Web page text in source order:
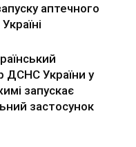
аптечного
ДСНС України у
запускає
застосунок